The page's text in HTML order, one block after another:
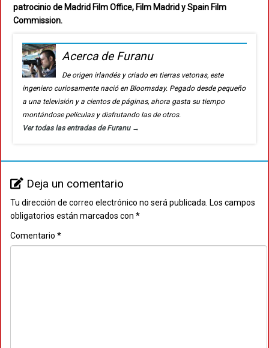
patrocinio de Madrid Film Office, Film Madrid y Spain Film
Commission.
Acerca de Furanu
De origen irlandés y criado en tierras vetonas, este
ingeniero curiosamente nació en Bloomsday. Pegado desde pequeño
a una televisión y a cientos de páginas, ahora gasta su tiempo
montándose películas y disfrutando las de otros.
Ver todas las entradas de Furanu →
Deja un comentario
Tu dirección de correo electrónico no será publicada. Los campos
obligatorios están marcados con *
Comentario *